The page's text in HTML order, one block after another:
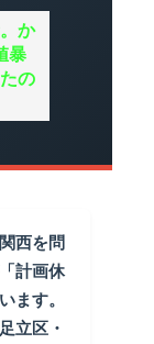
か
暴
の
西を問
計画休
ます。
立区・